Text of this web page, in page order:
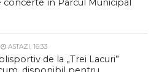
concerte în Parcul Municipal
ASTAZI, 16:33
de la „Trei Lacuri”